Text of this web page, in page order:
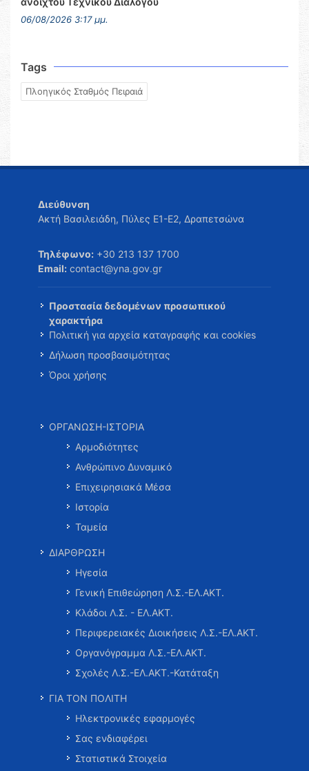
06/08/2026 3:17 μμ.
Tags
Πλοηγικός Σταθμός Πειραιά
Διεύθυνση
Ακτή Βασιλειάδη, Πύλες Ε1-Ε2, Δραπετσώνα
Τηλέφωνο: +30 213 137 1700
Email: contact@yna.gov.gr
Προστασία δεδομένων προσωπικού
χαρακτήρα
Πολιτική για αρχεία καταγραφής και cookies
Δήλωση προσβασιμότητας
Όροι χρήσης
ΟΡΓΑΝΩΣΗ-ΙΣΤΟΡΙΑ
Αρμοδιότητες
Ανθρώπινο Δυναμικό
Επιχειρησιακά Μέσα
Ιστορία
Ταμεία
ΔΙΑΡΘΡΩΣΗ
Ηγεσία
Γενική Επιθεώρηση Λ.Σ.-ΕΛ.ΑΚΤ.
Κλάδοι Λ.Σ. - ΕΛ.ΑΚΤ.
Περιφερειακές Διοικήσεις Λ.Σ.-ΕΛ.ΑΚΤ.
Οργανόγραμμα Λ.Σ.-ΕΛ.ΑΚΤ.
Σχολές Λ.Σ.-ΕΛ.ΑΚΤ.-Κατάταξη
ΓΙΑ ΤΟΝ ΠΟΛΙΤΗ
Ηλεκτρονικές εφαρμογές
Σας ενδιαφέρει
Στατιστικά Στοιχεία